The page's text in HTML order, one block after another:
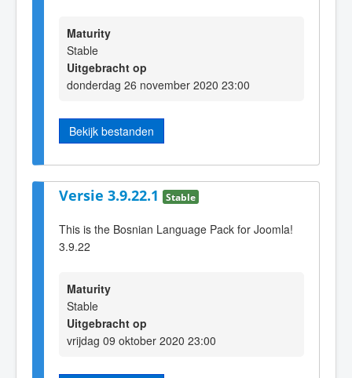
Maturity
Stable
Uitgebracht op
donderdag 26 november 2020 23:00
Bekijk bestanden
Versie 3.9.22.1 Stable
This is the Bosnian Language Pack for Joomla!
3.9.22
Maturity
Stable
Uitgebracht op
vrijdag 09 oktober 2020 23:00